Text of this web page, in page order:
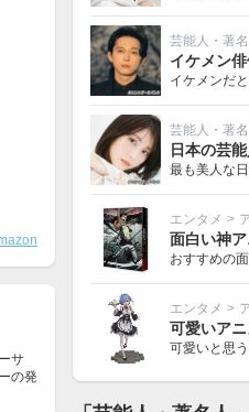
サ
の発
芸能人・著
イケメン
イケメンだ
芸能人・著
日本の芸
最も美人な
エンタメ >
面白い神
おすすめの
エンタメ >
可愛いア
可愛いと思